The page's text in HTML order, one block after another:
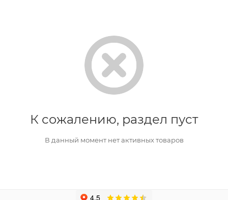
К сожалению, раздел пуст
В данный момент нет активных товаров